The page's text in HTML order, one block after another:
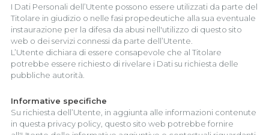
I Dati Personali dell’Utente possono essere utilizzati da parte del
Titolare in giudizio o nelle fasi propedeutiche alla sua eventuale
instaurazione per la difesa da abusi nell'utilizzo di questo sito
web o dei servizi connessi da parte dell’Utente.
L’Utente dichiara di essere consapevole che al Titolare
potrebbe essere richiesto di rivelare i Dati su richiesta delle
pubbliche autorità.
Informative specifiche
Su richiesta dell’Utente, in aggiunta alle informazioni contenute
in questa privacy policy, questo sito web potrebbe fornire